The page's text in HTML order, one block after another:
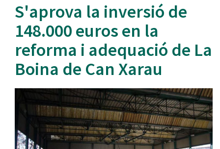
S'aprova la inversió de
148.000 euros en la
reforma i adequació de La
Boina de Can Xarau